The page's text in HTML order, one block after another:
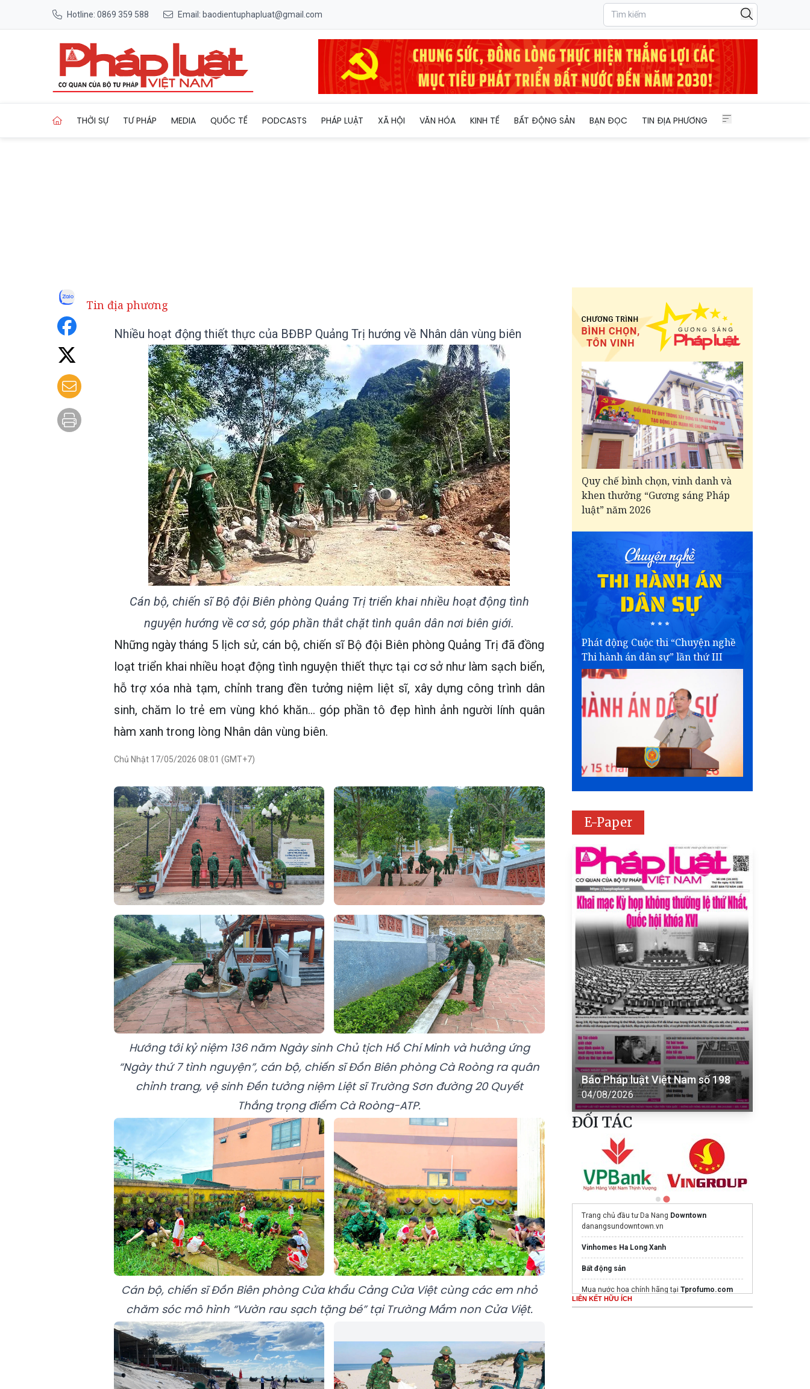
Hotline: 0869 359 588 Email: baodientuphapluat@gmail.com
THỜI SỰ TƯ PHÁP MEDIA QUỐC TẾ PODCASTS PHÁP LUẬT XÃ HỘI VĂN HÓA KINH TẾ BẤT ĐỘNG SẢN BẠN ĐỌC TIN ĐỊA PHƯƠNG
Tin địa phương
Nhiều hoạt động thiết thực của BĐBP Quảng Trị hướng về Nhân dân vùng biên
Cán bộ, chiến sĩ Bộ đội Biên phòng Quảng Trị triển khai nhiều hoạt động tình
nguyện hướng về cơ sở, góp phần thắt chặt tình quân dân nơi biên giới.
Những ngày tháng 5 lịch sử, cán bộ, chiến sĩ Bộ đội Biên phòng Quảng Trị đã đồng
loạt triển khai nhiều hoạt động tình nguyện thiết thực tại cơ sở như làm sạch biển,
hỗ trợ xóa nhà tạm, chỉnh trang đền tưởng niệm liệt sĩ, xây dựng công trình dân
sinh, chăm lo trẻ em vùng khó khăn... góp phần tô đẹp hình ảnh người lính quân
hàm xanh trong lòng Nhân dân vùng biên.
Chủ Nhật 17/05/2026 08:01 (GMT+7)
Hướng tới kỷ niệm 136 năm Ngày sinh Chủ tịch Hồ Chí Minh và hưởng ứng
“Ngày thứ 7 tình nguyện”, cán bộ, chiến sĩ Đồn Biên phòng Cà Roòng ra quân
chỉnh trang, vệ sinh Đền tưởng niệm Liệt sĩ Trường Sơn đường 20 Quyết
Thắng trọng điểm Cà Roòng-ATP.
Cán bộ, chiến sĩ Đồn Biên phòng Cửa khẩu Cảng Cửa Việt cùng các em nhỏ
chăm sóc mô hình “Vườn rau sạch tặng bé” tại Trường Mầm non Cửa Việt.
Quy chế bình chọn, vinh danh và
khen thưởng “Gương sáng Pháp
luật” năm 2026
Phát động Cuộc thi “Chuyện nghề
Thi hành án dân sự” lần thứ III
E-Paper
Báo Pháp luật Việt Nam số 198
04/08/2026
ĐỐI TÁC
Trang chủ đầu tư Da Nang Downtown
danangsundowntown.vn
Vinhomes Ha Long Xanh
Bất động sản
Mua nước hoa chính hãng tại Tprofumo.com
LIÊN KẾT HỮU ÍCH